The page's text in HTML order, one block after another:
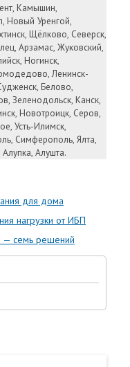
Камышин,
Новый Уренгой,
Щёлково, Северск,
Арзамас, Жуковский,
Ногинск,
Ленинск-
Белово,
Зеленодольск, Канск,
Новотроицк, Серов,
Усть-Илимск,
Симферополь, Ялта,
Алушта.
для дома
нагрузки от ИБП
— семь решений